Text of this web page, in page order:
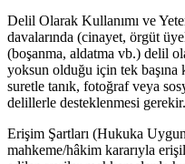
Delil Olarak Kullanımı ve
davalarında (cinayet, örgüt
(boşanma, aldatma vb.) delil
yoksun olduğu için tek
suretle tanık, fotoğraf veya
delillerle desteklenmesi gerekir.
Erişim Şartları (Hukuka
mahkeme/hâkim kararıyla